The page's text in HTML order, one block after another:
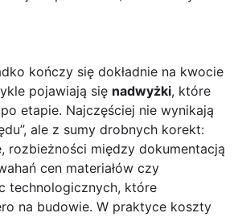
kończy się dokładnie na kwocie
pojawiają się nadwyżki, które
etapie. Najczęściej nie wynikają
ale z sumy drobnych korekt:
rozbieżności między dokumentacją
cen materiałów czy
technologicznych, które
na budowie. W praktyce koszty